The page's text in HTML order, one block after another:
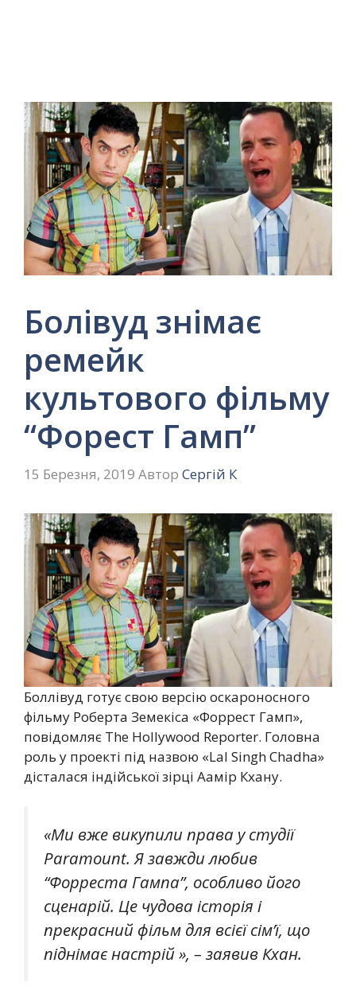
Болівуд знімає
ремейк
культового фільму
“Форест Гамп”
15 Березня, 2019 Автор Сергій К
Боллівуд готує свою версію оскароносного
фільму Роберта Земекіса «Форрест Гамп»,
повідомляє The Hollywood Reporter. Головна
роль у проекті під назвою «Lal Singh Chadha»
дісталася індійської зірці Аамір Кхану.
«Ми вже викупили права у студії
Paramount. Я завжди любив
“Форреста Гампа”, особливо його
сценарій. Це чудова історія і
прекрасний фільм для всієї сім’ї, що
піднімає настрій », – заявив Кхан.